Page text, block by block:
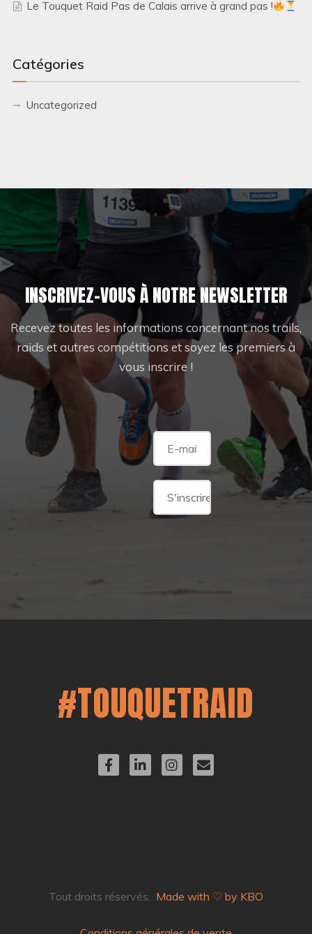
Le Touquet Raid Pas de Calais arrive à grand pas !
Catégories
Uncategorized
INSCRIVEZ-VOUS À NOTRE NEWSLETTER
Recevez toutes les informations concernant nos trails,
raids et autres compétitions et soyez les premiers à
vous inscrire !
#TOUQUETRAID
Tout droits réservés. Made with ♡ by KBO